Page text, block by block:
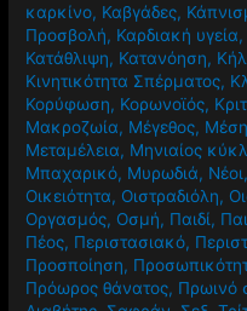
καρκίνο, Καβγάδες,
Προσβολή, Καρδιακή υγεία,
Κατάθλιψη, Κατανόηση,
Κινητικότητα Σπέρματος,
Κορύφωση, Κορωνοϊός,
Μακροζωία, Μέγεθος, Μέση
Μεταμέλεια, Μηνιαίος
Μπαχαρικό, Μυρωδιά, Νέοι,
Οικειότητα, Οιστραδιόλη,
Οργασμός, Οσμή, Παιδί,
Πέος, Περιστασιακό,
Προσποίηση,
Πρόωρος θάνατος, Πρωινό